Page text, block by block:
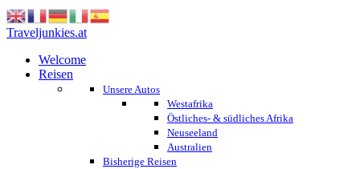
Traveljunkies.at
Welcome
Reisen
Unsere Autos
Westafrika
Östliches- & südliches Afrika
Neuseeland
Australien
Bisherige Reisen